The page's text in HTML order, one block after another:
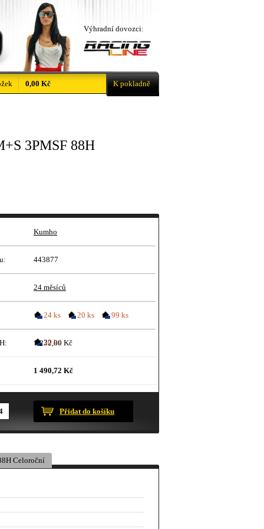
3PMSF 88H
Kumho
443877
24 měsíců
24 ks 20 ks 99 ks
20 ks
1 232,00 Kč
1 490,72 Kč
Přidat do košíku
Celoroční
Výhradní dovozci:
0,00 Kč K pokladně